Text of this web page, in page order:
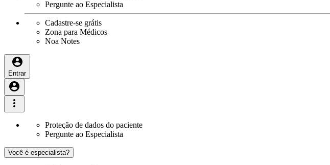
Pergunte ao Especialista
Cadastre-se grátis
Zona para Médicos
Noa Notes
Entrar
Proteção de dados do paciente
Pergunte ao Especialista
Você é especialista?